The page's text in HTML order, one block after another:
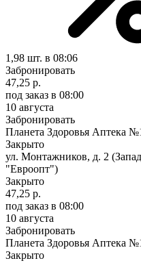
1,98 шт. в 08:06
Забронировать
47,25 р.
под заказ в 08:00
10 августа
Забронировать
Планета Здоровья Аптека
Закрыто
ул. Монтажников, д. 2
"Евроопт")
Закрыто
47,25 р.
под заказ в 08:00
10 августа
Забронировать
Планета Здоровья Аптека
Закрыто